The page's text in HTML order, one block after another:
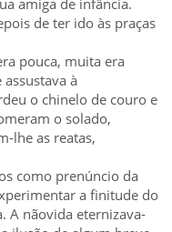
de ter ido às praças
pouca, muita era
à
o chinelo de couro e
o solado,
lhe as reatas,
como prenúncio da
a finitude do
A nãovida eternizava-